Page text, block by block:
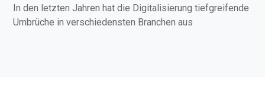
In den letzten Jahren hat die Digitalisierung tiefgreifende
Umbrüche in verschiedensten Branchen aus